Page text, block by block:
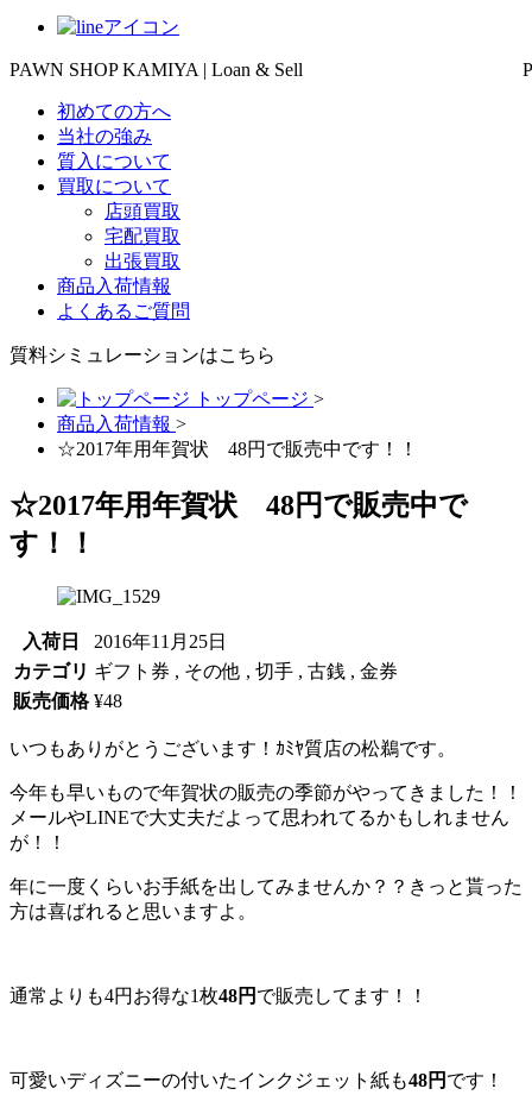
PAWN SHOP KAMIYA | Loan & Sell
初めての方へ
当社の強み
質入について
買取について
店頭買取
宅配買取
出張買取
商品入荷情報
よくあるご質問
質料シミュレーションはこちら
トップページ >
商品入荷情報 >
☆2017年用年賀状 48円で販売中です！！
☆2017年用年賀状 48円で販売中で
す！！
入荷日
2016年11月25日
カテゴリ ギフト券 , その他 , 切手 , 古銭 , 金券
販売価格 ¥48
いつもありがとうございます！ｶﾐﾔ質店の松鵜です。
今年も早いもので年賀状の販売の季節がやってきました！！
メールやLINEで大丈夫だよって思われてるかもしれません
が！！
年に一度くらいお手紙を出してみませんか？？きっと貰った
方は喜ばれると思いますよ。
通常よりも4円お得な1枚48円 で販売してます！！
可愛いディズニーの付いたインクジェット紙も48円 です！